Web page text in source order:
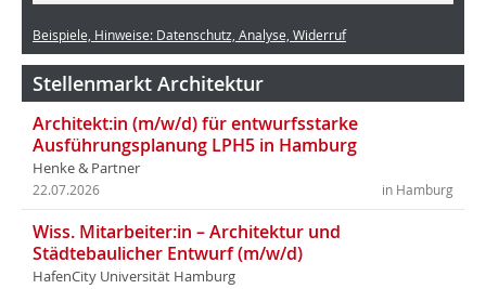
Beispiele, Hinweise: Datenschutz, Analyse, Widerruf
Stellenmarkt Architektur
Architekt:in (m/w/d) für entwurfsstarke
Ausführungsplanung LPH5 in Hamburg
Henke & Partner
in Hamburg
22.07.2026
Wiss. Mitarbeiter:in – Architektur und
Städtebaulicher Entwurf (m/w/d)
HafenCity Universität Hamburg